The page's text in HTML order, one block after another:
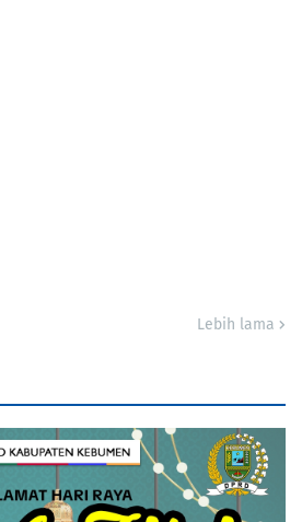
Lebih lama